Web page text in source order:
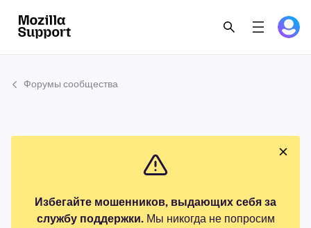
Форумы сообщества
Избегайте мошенников, выдающих себя за
службу поддержки.Мы никогда не попросим